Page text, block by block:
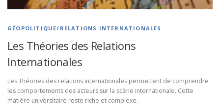
GÉOPOLITIQUE/RELATIONS INTERNATIONALES
Les Théories des Relations
Internationales
Les Théories des relations internationales permettent de comprendre
les comportements des acteurs sur la scène internationale. Cette
matière universitaire reste riche et complexe.